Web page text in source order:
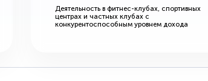
Деятельность в фитнес-клубах, спортивных
центрах и частных клубах с
конкурентоспособным уровнем дохода